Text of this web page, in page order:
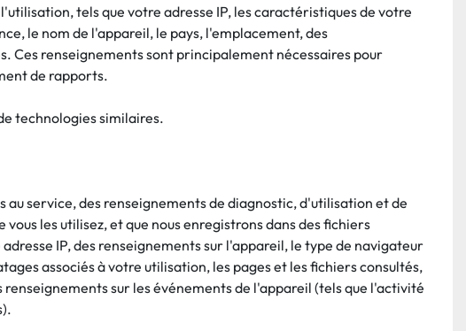
tels que votre adresse IP, les caractéristiques de votre
le nom de l'appareil, le pays, l'emplacement, des
Ces renseignements sont principalement nécessaires pour
de rapports.
technologies similaires.
service, des renseignements de diagnostic, d'utilisation et de
les utilisez, et que nous enregistrons dans des fichiers
IP, des renseignements sur l'appareil, le type de navigateur
associés à votre utilisation, les pages et les fichiers consultés,
sur les événements de l'appareil (tels que l'activité